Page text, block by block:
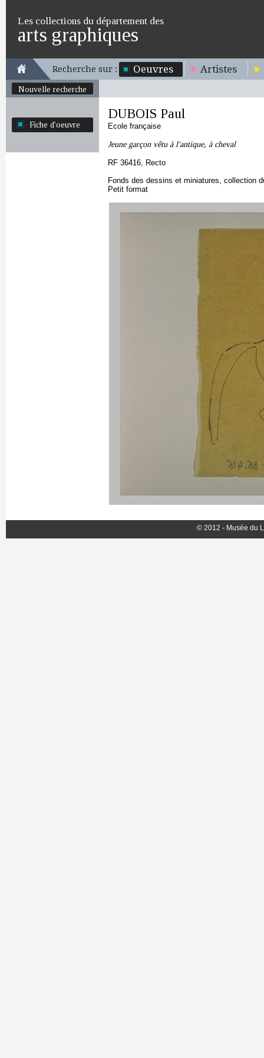
Les collections du département des
arts graphiques
Recherche sur : Oeuvres Artistes
Nouvelle recherche
Fiche d'oeuvre
DUBOIS Paul
Ecole française
Jeune garçon vêtu à l'antique, à cheval
RF 36416, Recto
Fonds des dessins et miniatures, collection
Petit format
© 2012 - Musée du